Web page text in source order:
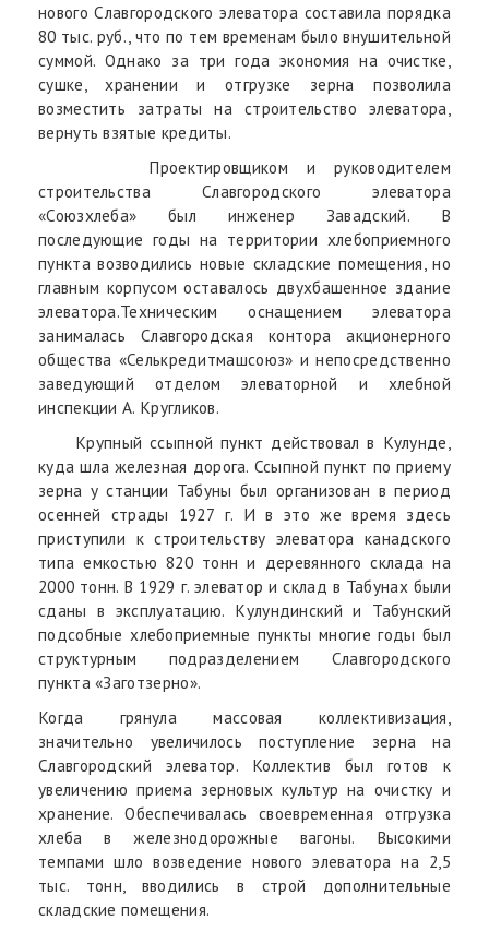
нового Славгородского элеватора составила порядка
80 тыс. руб., что по тем временам было внушительной
суммой. Однако за три года экономия на очистке,
сушке, хранении и отгрузке зерна позволила
возместить затраты на строительство элеватора,
вернуть взятые кредиты.
Проектировщиком и руководителем
строительства Славгородского элеватора
«Союзхлеба» был инженер Завадский. В
последующие годы на территории хлебоприемного
пункта возводились новые складские помещения, но
главным корпусом оставалось двухбашенное здание
элеватора.Техническим оснащением элеватора
занималась Славгородская контора акционерного
общества «Селькредитмашсоюз» и непосредственно
заведующий отделом элеваторной и хлебной
инспекции А. Кругликов.
Крупный ссыпной пункт действовал в Кулунде,
куда шла железная дорога. Ссыпной пункт по приему
зерна у станции Табуны был организован в период
осенней страды 1927 г. И в это же время здесь
приступили к строительству элеватора канадского
типа емкостью 820 тонн и деревянного склада на
2000 тонн. В 1929 г. элеватор и склад в Табунах были
сданы в эксплуатацию. Кулундинский и Табунский
подсобные хлебоприемные пункты многие годы был
структурным подразделением Славгородского
пункта «Заготзерно».
Когда грянула массовая коллективизация,
значительно увеличилось поступление зерна на
Славгородский элеватор. Коллектив был готов к
увеличению приема зерновых культур на очистку и
хранение. Обеспечивалась своевременная отгрузка
хлеба в железнодорожные вагоны. Высокими
темпами шло возведение нового элеватора на 2,5
тыс. тонн, вводились в строй дополнительные
складские помещения.